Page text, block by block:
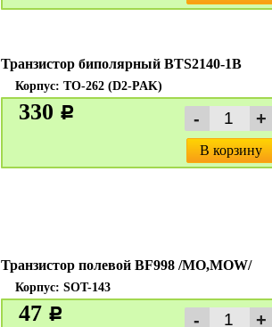
Транзистор биполярный BTS2140-1B
Корпус: TO-262 (D2-PAK)
330 c
В корзину
Транзистор полевой BF998 /MO,MOW/
Корпус: SOT-143
47 c